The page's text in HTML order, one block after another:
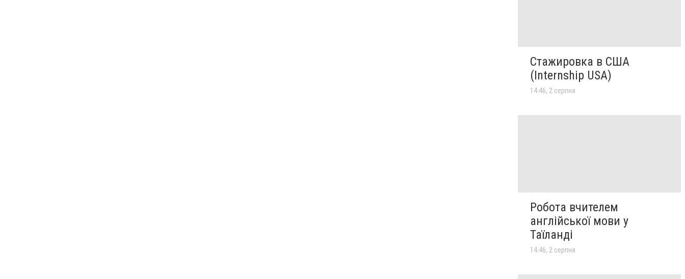
Стажировка в США
(Internship USA)
14:46, 2 серпня
Робота вчителем
англійської мови у
Таїланді
14:46, 2 серпня